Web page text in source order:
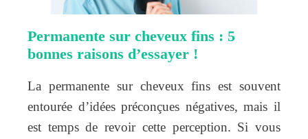
Permanente sur cheveux fins : 5
bonnes raisons d’essayer !
La permanente sur cheveux fins est souvent
entourée d’idées préconçues négatives, mais il
est temps de revoir cette perception. Si vous